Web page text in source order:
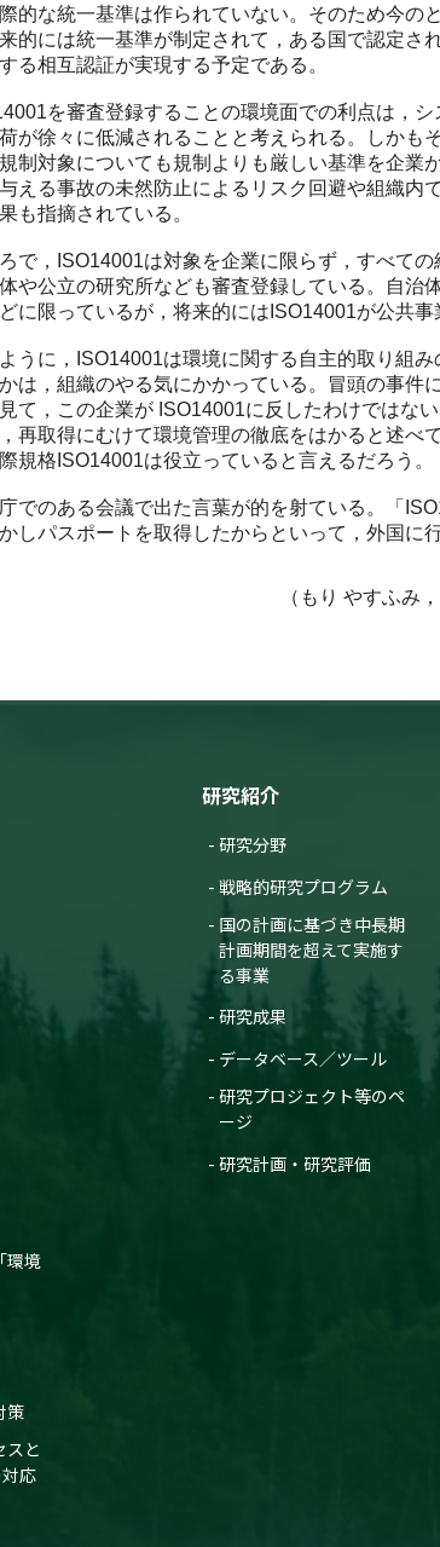
的な統一基準は作られていない。そのため今の
的には統一基準が制定されて，ある国で認定さ
る相互認証が実現する予定である。
を審査登録することの環境面での利点は，
が徐々に低減されることと考えられる。しかも
制対象についても規制よりも厳しい基準を企業
える事故の未然防止によるリスク回避や組織内
も指摘されている。
で，ISO14001は対象を企業に限らず，すべて
や公立の研究所なども審査登録している。自治
に限っているが，将来的にはISO14001が公共事
うに，ISO14001は環境に関する自主的取り組
は，組織のやる気にかかっている。冒頭の事件
て，この企業が ISO14001に反したわけではな
再取得にむけて環境管理の徹底をはかると述べ
規格ISO14001は役立っていると言えるだろう。
でのある会議で出た言葉が的を射ている。「
かしパスポートを取得したからといって，外国に
（もり やすふみ
環境
策
スと
応
研究紹介
研究分野
戦略的研究プログラム
国の計画に基づき中長期
計画期間を超えて実施す
る事業
研究成果
データベース／ツール
研究プロジェクト等のペ
ージ
研究計画・研究評価